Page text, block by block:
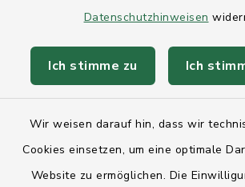
Datenschutzhinweisen
Ich stimme zu Ich
Wir weisen darauf hin, dass wir
Cookies einsetzen, um eine optimale
Website zu ermöglichen. Die
Anfahrt